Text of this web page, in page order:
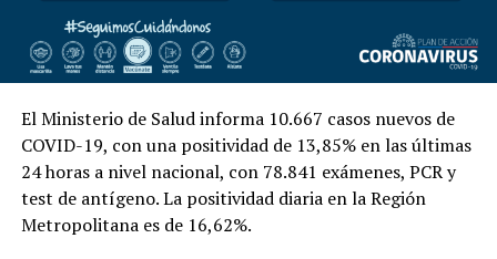
El Ministerio de Salud informa 10.667 casos nuevos de
COVID-19, con una positividad de 13,85% en las últimas
24 horas a nivel nacional, con 78.841 exámenes, PCR y
test de antígeno. La positividad diaria en la Región
Metropolitana es de 16,62%.